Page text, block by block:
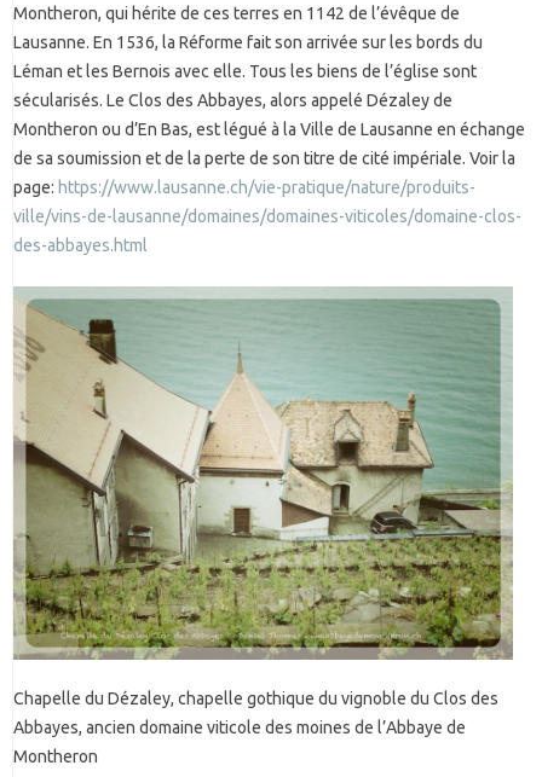
Montheron, qui hérite de ces terres en 1142 de l’évêque de
Lausanne. En 1536, la Réforme fait son arrivée sur les bords du
Léman et les Bernois avec elle. Tous les biens de l’église sont
sécularisés. Le Clos des Abbayes, alors appelé Dézaley de
Montheron ou d’En Bas, est légué à la Ville de Lausanne en échange
de sa soumission et de la perte de son titre de cité impériale. Voir la
page: https://www.lausanne.ch/vie-pratique/nature/produits-
ville/vins-de-lausanne/domaines/domaines-viticoles/domaine-clos-
des-abbayes.html
Chapelle du Dézaley, chapelle gothique du vignoble du Clos des
Abbayes, ancien domaine viticole des moines de l’Abbaye de
Montheron